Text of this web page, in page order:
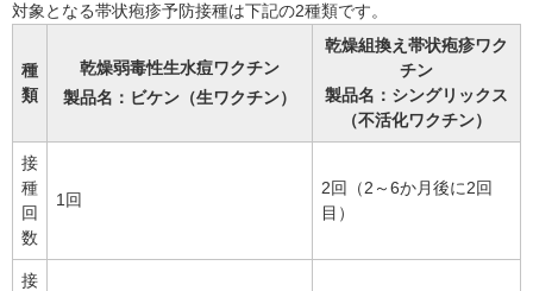
対象となる帯状疱疹予防接種は下記の2種類です。
種
類
乾燥弱毒性生水痘ワクチン
製品名：ビケン（生ワクチン）
乾燥組換え帯状疱疹ワク
チン
製品名：シングリックス
（不活化ワクチン）
接
種
回
数
1回
2回（2～6か月後に2回
目）
接